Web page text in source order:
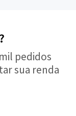
pedidos
sua renda